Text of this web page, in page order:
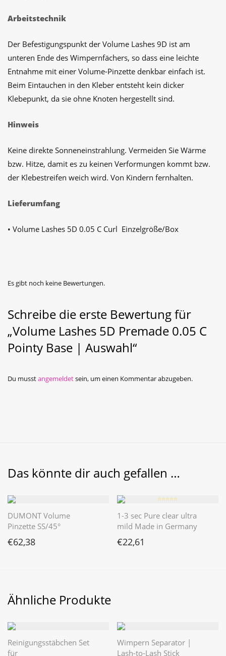
Arbeitstechnik
Der Befestigungspunkt der Volume Lashes 9D ist am
unteren Ende des Wimpernfächers, so dass eine leichte
Entnahme mit einer Volume-Pinzette denkbar einfach ist.
Beim Eintauchen in den Kleber entsteht kein dicker
Klebepunkt, da sie ohne Knoten hergestellt sind.
Hinweis
Keine direkte Sonneneinstrahlung. Vermeiden Sie Wärme
bzw. Hitze, damit es zu keinen Verformungen kommt bzw.
der Klebestreifen weich wird. Von Kindern fernhalten.
Lieferumfang
• Volume Lashes 5D 0.05 C Curl Einzelgröße/Box
Es gibt noch keine Bewertungen.
Schreibe die erste Bewertung für
„Volume Lashes 5D Premade 0.05 C
Pointy Base | Auswahl“
Du musstangemeldetsein, um einen Kommentar abzugeben.
Das könnte dir auch gefallen …
DUMONT Volume
Pinzette SS/45°
€62,38
⭐️⭐️⭐️⭐️⭐️
1-3 sec Pure clear ultra
mild Made in Germany
€22,61
Ähnliche Produkte
Reinigungsstäbchen Set
für
Wimpern Separator |
Lash-to-Lash Stick